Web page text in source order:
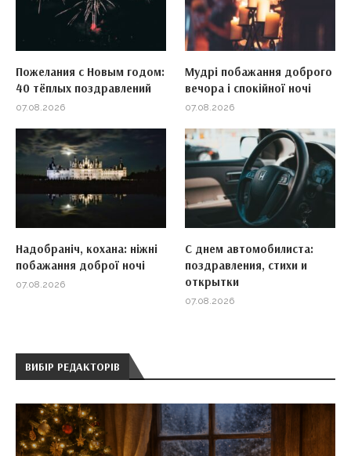
Пожелания с Новым годом:
40 тёплых поздравлений
07.08.2026
Мудрі побажання доброго
вечора і спокійної ночі
07.08.2026
Надобраніч, кохана: ніжні
побажання доброї ночі
07.08.2026
С днем автомобилиста:
поздравления, стихи и
открытки
07.08.2026
ВИБІР РЕДАКТОРІВ